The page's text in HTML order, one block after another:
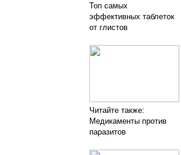
Топ самых
эффективных таблеток
от глистов
Читайте также:
Медикаменты против
паразитов